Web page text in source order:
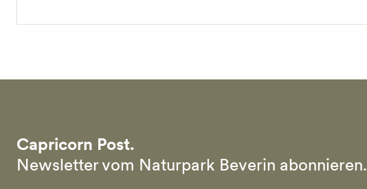
Capricorn Post.
Newsletter vom Naturpark Beverin abonnieren.